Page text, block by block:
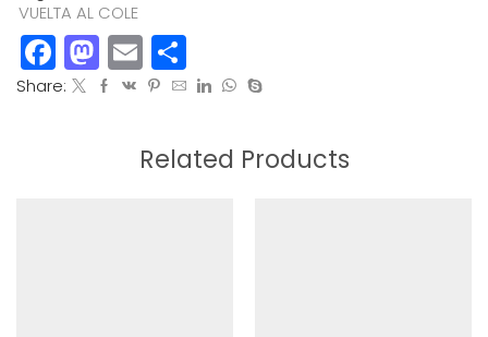
VUELTA AL COLE
Facebook
Mastodon
Email
Share:
Related Products